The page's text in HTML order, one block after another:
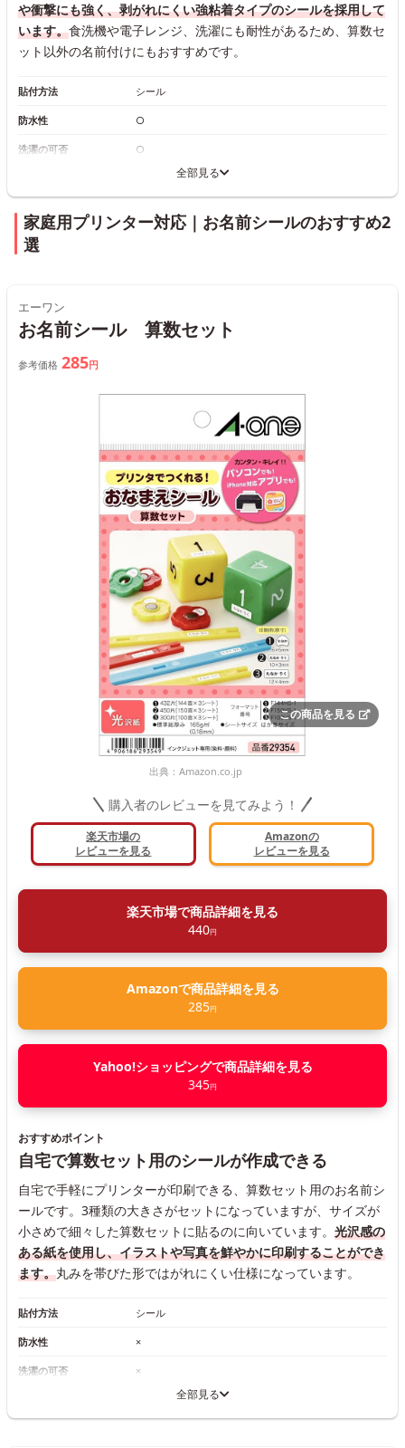
や衝撃にも強く、剥がれにくい強粘着タイプのシールを採用して
います。食洗機や電子レンジ、洗濯にも耐性があるため、算数セ
ット以外の名前付けにもおすすめです。
貼付方法 シール
防水性 ○
洗濯の可否 ○
全部見る
家庭用プリンター対応｜お名前シールのおすすめ2
選
エーワン
お名前シール 算数セット
参考価格 285円
この商品を見る
出典： Amazon.co.jp
購入者のレビューを見てみよう！
楽天市場の
レビューを見る
Amazonの
レビューを見る
楽天市場で商品詳細を見る
440円
Amazonで商品詳細を見る
285円
Yahoo!ショッピングで商品詳細を見る
345円
おすすめポイント
自宅で算数セット用のシールが作成できる
自宅で手軽にプリンターが印刷できる、算数セット用のお名前シ
ールです。3種類の大きさがセットになっていますが、サイズが
小さめで細々した算数セットに貼るのに向いています。 光沢感の
ある紙を使用し、イラストや写真を鮮やかに印刷することができ
ます。丸みを帯びた形ではがれにくい仕様になっています。
貼付方法 シール
防水性 ×
洗濯の可否 ×
全部見る